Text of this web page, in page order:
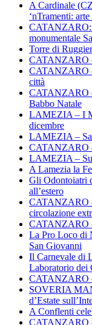
A Cardinale
‘nTramenti:
CATANZARO:
monumentale
Torre di
CATANZARO
CATANZARO
città
CATANZARO
Babbo Natale
LAMEZIA – I
dicembre
LAMEZIA –
CATANZARO
LAMEZIA –
A Lamezia la
Gli Odontoiatri
all’estero
CATANZARO
circolazione
CATANZARO
La Pro Loco di
San Giovanni
Il Carnevale di
Laboratorio dei
CATANZARO
SOVERIA
d’Estate
A Conflenti
CATANZARO